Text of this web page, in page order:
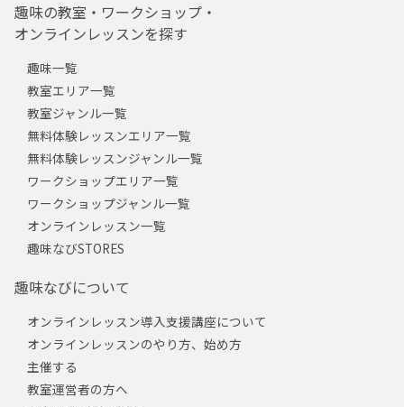
趣味の教室・ワークショップ・
オンラインレッスンを探す
趣味一覧
教室エリア一覧
教室ジャンル一覧
無料体験レッスンエリア一覧
無料体験レッスンジャンル一覧
ワークショップエリア一覧
ワークショップジャンル一覧
オンラインレッスン一覧
趣味なびSTORES
趣味なびについて
オンラインレッスン導入支援講座について
オンラインレッスンのやり方、始め方
主催する
教室運営者の方へ